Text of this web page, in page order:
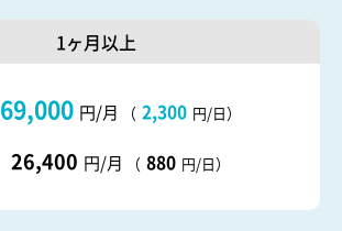
1ヶ月以上
69,000 円/月 （ 2,300 円/日）
26,400 円/月 （ 880 円/日）